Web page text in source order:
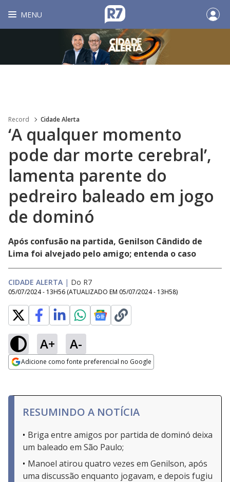
MENU
Record Cidade Alerta
‘A qualquer momento
pode dar morte cerebral’,
lamenta parente do
pedreiro baleado em jogo
de dominó
Após confusão na partida, Genilson Cândido de
Lima foi alvejado pelo amigo; entenda o caso
CIDADE ALERTA | Do R7
05/07/2024 - 13H56 (ATUALIZADO EM 05/07/2024 - 13H58)
A+ A-
Adicione como fonte preferencial no Google
RESUMINDO A NOTÍCIA
Briga entre amigos por partida de dominó deixa
um baleado em São Paulo;
Manoel atirou quatro vezes em Genilson, após
uma discussão enquanto jogavam, e depois fugiu